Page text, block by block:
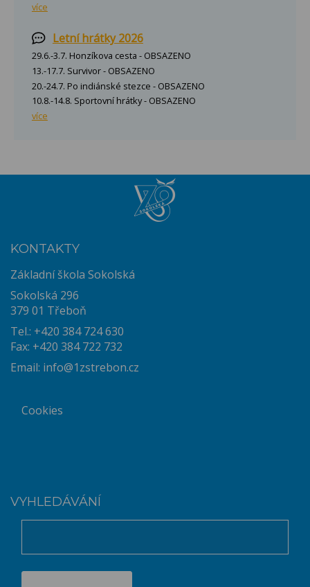
více
Letní hrátky 2026
29.6.-3.7. Honzíkova cesta - OBSAZENO
13.-17.7. Survivor - OBSAZENO
20.-24.7. Po indiánské stezce - OBSAZENO
10.8.-14.8. Sportovní hrátky - OBSAZENO
více
KONTAKTY
Základní škola Sokolská
Sokolská 296
379 01 Třeboň
Tel.: +420 384 724 630
Fax: +420 384 722 732
Email: info@1zstrebon.cz
Cookies
VYHLEDÁVÁNÍ